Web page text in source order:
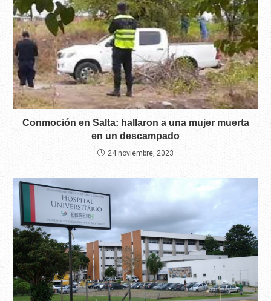
Conmoción en Salta: hallaron a una mujer muerta
en un descampado
24 noviembre, 2023